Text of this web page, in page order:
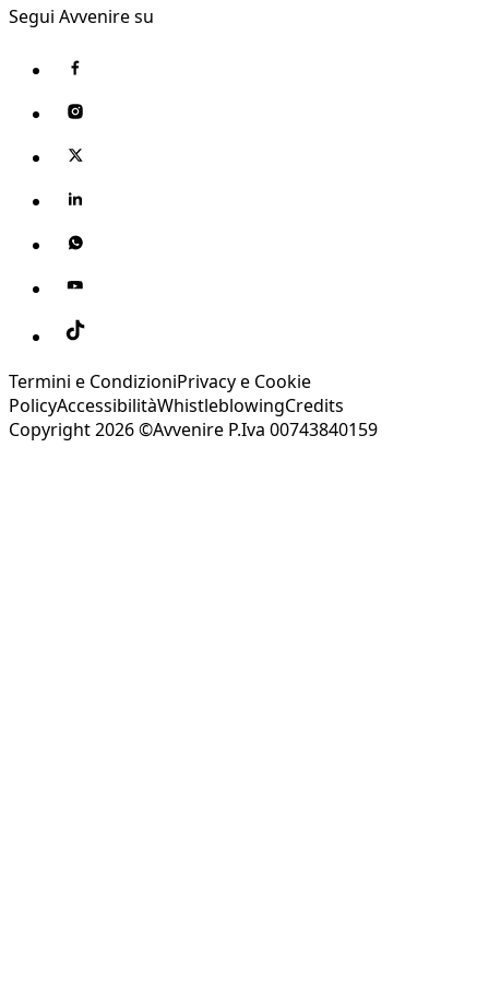
Segui Avvenire su
Termini e CondizioniPrivacy e Cookie
PolicyAccessibilitàWhistleblowingCredits
Copyright 2026 ©Avvenire P.Iva 00743840159